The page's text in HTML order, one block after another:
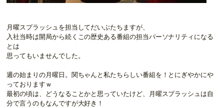
月曜スプラッシュを担当してだいぶたちますが、
入社当時は開局から続くこの歴史ある番組の担当パーソナリティになる
とは
思ってもいませんでした。
週の始まりの月曜日。関ちゃんと私たちらしい番組を！とにぎやかにや
っておりますｗ
最初の頃は、どうなることかと思っていたけど、月曜スプラッシュは自
分で言うのもなんですが大好き！